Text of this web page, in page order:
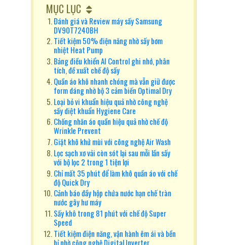
MỤC LỤC
Đánh giá và Review máy sấy Samsung
DV90T7240BH
Tiết kiệm 50% điện năng nhờ sấy bơm
nhiệt Heat Pump
Bảng điều khiển AI Control ghi nhớ, phân
tích, đề xuất chế độ sấy
Quần áo khô nhanh chóng mà vẫn giữ được
form dáng nhờ bộ 3 cảm biến Optimal Dry
Loại bỏ vi khuẩn hiệu quả nhờ công nghệ
sấy diệt khuẩn Hygiene Care
Chống nhăn áo quần hiệu quả nhờ chế độ
Wrinkle Prevent
Giặt khô khử mùi với công nghệ Air Wash
Lọc sạch xơ vải còn sót lại sau mỗi lần sấy
với bộ lọc 2 trong 1 tiện lợi
Chỉ mất 35 phút để làm khô quần áo với chế
độ Quick Dry
Cảnh báo đầy hộp chứa nước hạn chế tràn
nước gây hư máy
Sấy khô trong 81 phút với chế độ Super
Speed
Tiết kiệm điện năng, vận hành êm ái và bền
bỉ nhờ công nghệ Digital Inverter